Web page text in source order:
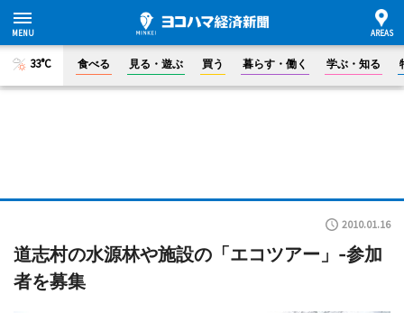
33°C 食べる 見る・遊ぶ 買う 暮らす・働く 学ぶ・知る
2010.01.16
道志村の水源林や施設の「エコツアー」-参加
者を募集